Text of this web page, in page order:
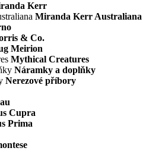
Kerr
Miranda Kerr Australiana
& Co.
Meirion
Mythical Creatures
Náramky a doplňky
Nerezové příbory
Cupra
Prima